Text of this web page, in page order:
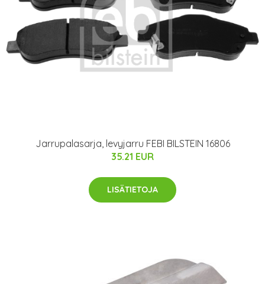
Jarrupalasarja, levyjarru FEBI BILSTEIN 16806
35.21 EUR
LISÄTIETOJA